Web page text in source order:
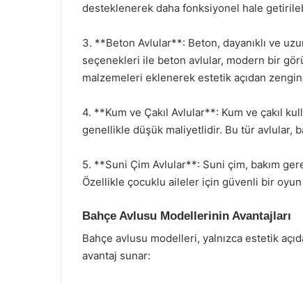
desteklenerek daha fonksiyonel hale
3. **Beton Avlular**: Beton, dayanıklı ve
seçenekleri ile beton avlular, modern bir
malzemeleri eklenerek estetik açıdan
4. **Kum ve Çakıl Avlular**: Kum ve çakıl
genellikle düşük maliyetlidir. Bu tür avlular,
5. **Suni Çim Avlular**: Suni çim, bakım
Özellikle çocuklu aileler için güvenli bir oyun
Bahçe Avlusu Modellerinin Avantajları
Bahçe avlusu modelleri, yalnızca estetik
avantaj sunar: